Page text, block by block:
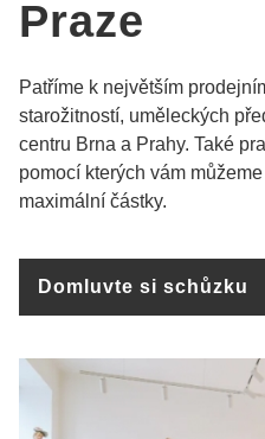
Praze
Patříme k největším
starožitností, uměleckých
centru Brna a Prahy. Také
pomocí kterých vám
maximální částky.
Domluvte si schůzku